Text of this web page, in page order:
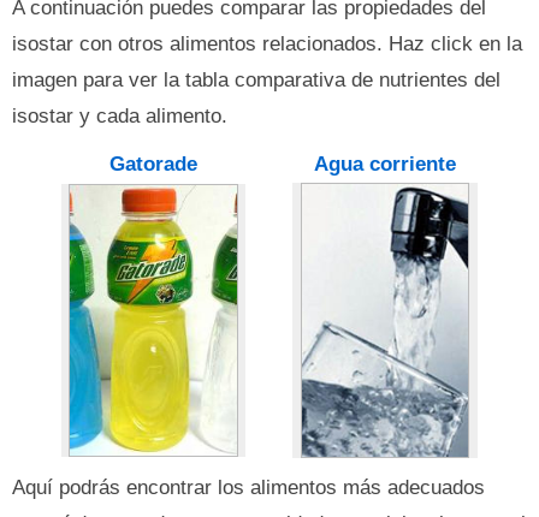
A continuación puedes comparar las propiedades del
isostar con otros alimentos relacionados. Haz click en la
imagen para ver la tabla comparativa de nutrientes del
isostar y cada alimento.
Gatorade Agua corriente
Aquí podrás encontrar los alimentos más adecuados